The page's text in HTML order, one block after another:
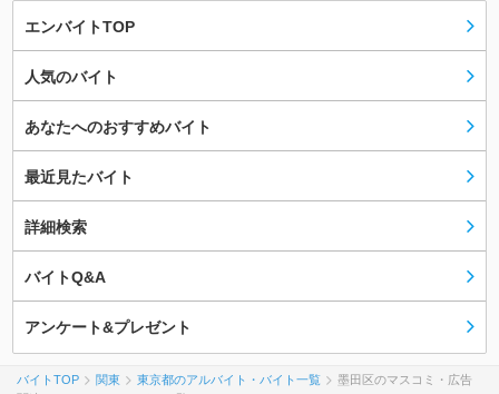
エンバイトTOP
人気のバイト
あなたへのおすすめバイト
最近見たバイト
詳細検索
バイトQ&A
アンケート&プレゼント
バイトTOP 関東 東京都のアルバイト・バイト一覧
墨田区のマスコミ・広告